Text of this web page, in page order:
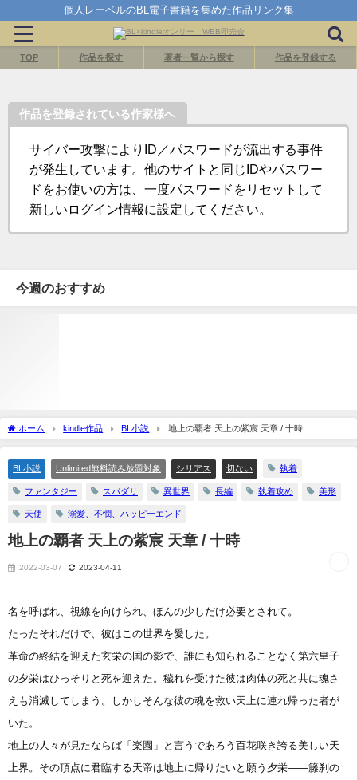
個人レーベルのBL電子書籍を集めた作品リンク集
TOP 作品を探す 著者一覧から探す 作品を登録する
作品を登録されている作家様へ
サイバー攻撃によりID／パスワードが流出する事件
が発生しています。他のサイトと同じIDやパスワー
ドをお使いの方は、一度パスワードをリセットして
新しいログイン情報に設定してください。
今週のおすすめ
ホーム kindle作品 BL小説 地上の覇者 天上の紫宸 天章 / 十時
BL小説 Unlimited無料読み放題対象 シリアス 切ない 執着
ファンタジー スパダリ 異世界 長編 執着攻め 美形
天使 溺愛、不憫、ハッピーエンド
地上の覇者 天上の紫宸 天章 / 十時
2022-03-07 2023-04-11
名を呼ばれ、視線を向けられ、ほんの少しだけ必要とされて。
たったそれだけで、彼はこの世界を愛した。
革命の終結を迎えた玄栄の国の影で、誰にも知られることなく第六皇子
の夕栄はひっそりと死を迎えた。穢れを受けた彼は肉体の死と共に魂さ
えも消滅してしまう。しかしそんな彼の魂を救い天上に連れ帰った者が
いた。
地上の人々が見たならば「楽園」と言うであろう百花咲き誇る美しい天
上界。その頂点に君臨する天帝は地上に帰りたいと願う夕栄――籐刹の